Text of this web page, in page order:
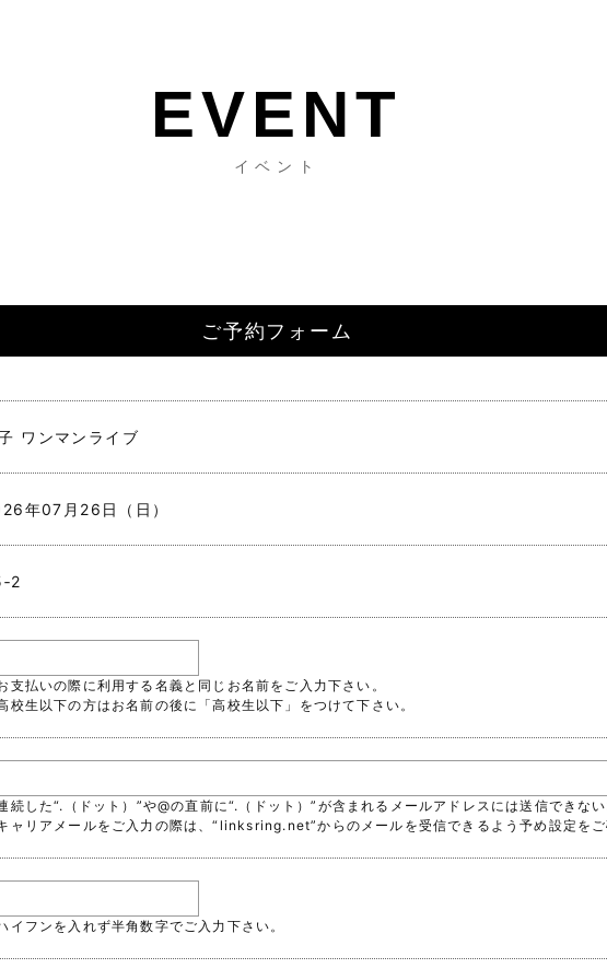
イベント
ご予約フォーム
ワンマンライブ
年07月26日（日）
支払いの際に利用する名義と同じお名前をご入力下さい。
校生以下の方はお名前の後に「高校生以下」をつけて下さい。
続した“.（ドット）”や@の直前に“.（ドット）”が含まれるメールアドレスには送信できない
ャリアメールをご入力の際は、“linksring.net”からのメールを受信できるよう予め設定をご
イフンを入れず半角数字でご入力下さい。